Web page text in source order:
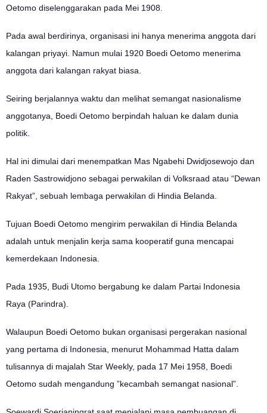
Oetomo diselenggarakan pada Mei 1908.
Pada awal berdirinya, organisasi ini hanya menerima anggota dari
kalangan priyayi. Namun mulai 1920 Boedi Oetomo menerima
anggota dari kalangan rakyat biasa.
Seiring berjalannya waktu dan melihat semangat nasionalisme
anggotanya, Boedi Oetomo berpindah haluan ke dalam dunia
politik.
Hal ini dimulai dari menempatkan Mas Ngabehi Dwidjosewojo dan
Raden Sastrowidjono sebagai perwakilan di Volksraad atau “Dewan
Rakyat”, sebuah lembaga perwakilan di Hindia Belanda.
Tujuan Boedi Oetomo mengirim perwakilan di Hindia Belanda
adalah untuk menjalin kerja sama kooperatif guna mencapai
kemerdekaan Indonesia.
Pada 1935, Budi Utomo bergabung ke dalam Partai Indonesia
Raya (Parindra).
Walaupun Boedi Oetomo bukan organisasi pergerakan nasional
yang pertama di Indonesia, menurut Mohammad Hatta dalam
tulisannya di majalah Star Weekly, pada 17 Mei 1958, Boedi
Oetomo sudah mengandung ”kecambah semangat nasional”.